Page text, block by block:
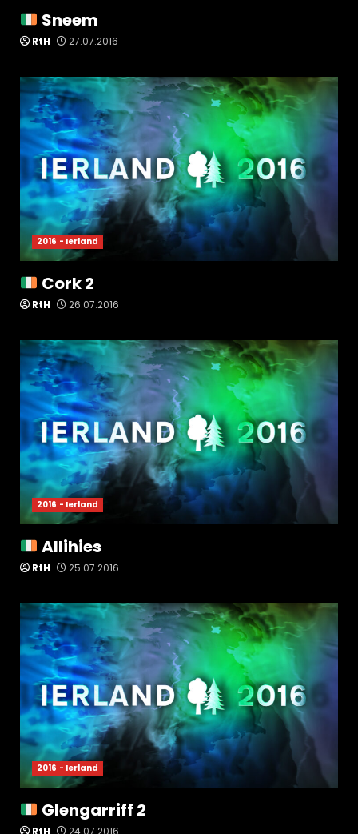
Sneem
RtH 27.07.2016
2016 - Ierland
Cork 2
RtH 26.07.2016
2016 - Ierland
Allihies
RtH 25.07.2016
2016 - Ierland
Glengarriff 2
RtH 24.07.2016